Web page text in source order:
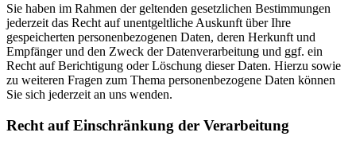
Sie haben im Rahmen der geltenden gesetzlichen Bestimmungen
jederzeit das Recht auf unentgeltliche Auskunft über Ihre
gespeicherten personenbezogenen Daten, deren Herkunft und
Empfänger und den Zweck der Datenverarbeitung und ggf. ein
Recht auf Berichtigung oder Löschung dieser Daten. Hierzu sowie
zu weiteren Fragen zum Thema personenbezogene Daten können
Sie sich jederzeit an uns wenden.
Recht auf Einschränkung der Verarbeitung